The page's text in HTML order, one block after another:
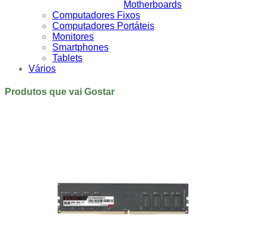
Motherboards
Computadores Fixos
Computadores Portáteis
Monitores
Smartphones
Tablets
Vários
Produtos que vai Gostar